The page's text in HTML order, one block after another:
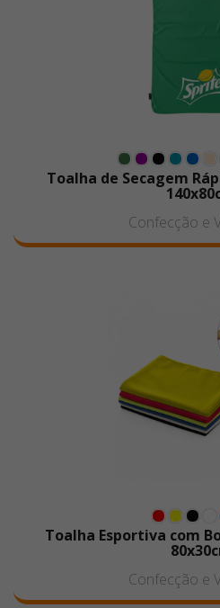
Toalha de Secagem
Confecção e
Toalha Esportiva com
Confecção e